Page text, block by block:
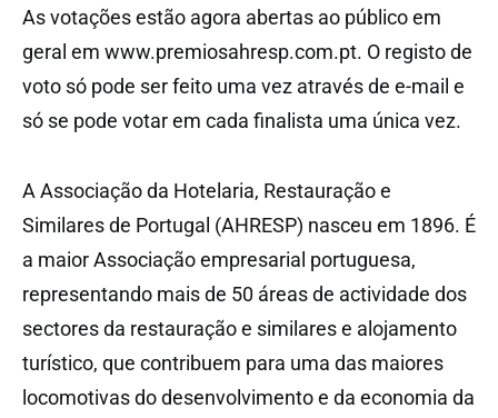
As votações estão agora abertas ao público em
geral em www.premiosahresp.com.pt. O registo de
voto só pode ser feito uma vez através de e-mail e
só se pode votar em cada finalista uma única vez.
A Associação da Hotelaria, Restauração e
Similares de Portugal (AHRESP) nasceu em 1896. É
a maior Associação empresarial portuguesa,
representando mais de 50 áreas de actividade dos
sectores da restauração e similares e alojamento
turístico, que contribuem para uma das maiores
locomotivas do desenvolvimento e da economia da